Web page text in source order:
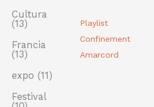
Playlist
Confinement
Amarcord
Cultura
(13)
Francia
(13)
expo(11)
Festival